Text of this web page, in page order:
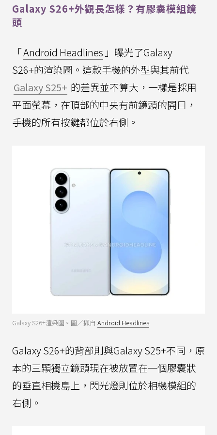
Galaxy S26+外觀長怎樣？有膠囊模組鏡
頭
「Android Headlines 」曝光了Galaxy
S26+的渲染圖。這款手機的外型與其前代
Galaxy S25+ 的差異並不算大，一樣是採用
平面螢幕，在頂部的中央有前鏡頭的開口，
手機的所有按鍵都位於右側。
Galaxy S26+渲染圖。圖／擷自 Android Headlines
Galaxy S26+的背部則與Galaxy S25+不同，原
本的三顆獨立鏡頭現在被放置在一個膠囊狀
的垂直相機島上，閃光燈則位於相機模組的
右側。